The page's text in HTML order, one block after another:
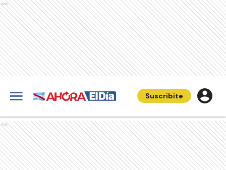
Ads
Suscribite
Ads